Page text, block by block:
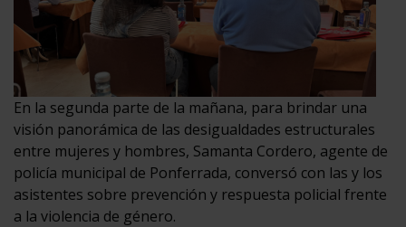
En la segunda parte de la mañana, para brindar una
visión panorámica de las desigualdades estructurales
entre mujeres y hombres, Samanta Cordero, agente de
policía municipal de Ponferrada, conversó con las y los
asistentes sobre prevención y respuesta policial frente
a la violencia de género.